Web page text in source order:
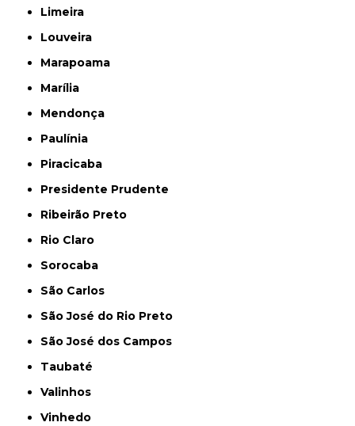
Limeira
Louveira
Marapoama
Marília
Mendonça
Paulínia
Piracicaba
Presidente Prudente
Ribeirão Preto
Rio Claro
Sorocaba
São Carlos
São José do Rio Preto
São José dos Campos
Taubaté
Valinhos
Vinhedo